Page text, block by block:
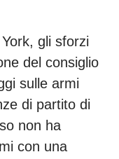
gli sforzi
del consiglio
sulle armi
di partito di
non ha
con una